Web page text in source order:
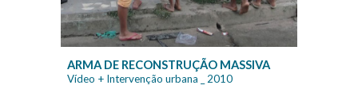
ARMA DE RECONSTRUÇÃO MASSIVA
Vídeo + Intervenção urbana _ 2010